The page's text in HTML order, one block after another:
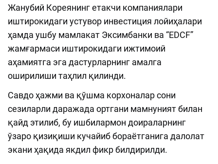
Жанубий Кореянинг етакчи компаниялари
иштирокидаги устувор инвестиция лойиҳалари
ҳамда ушбу мамлакат Эксимбанки ва “EDCF”
жамғармаси иштирокидаги ижтимоий
аҳамиятга эга дастурларнинг амалга
оширилиши таҳлил қилинди.
Савдо ҳажми ва қўшма корхоналар сони
сезиларли даражада ортгани мамнуният билан
қайд этилиб, бу ишбилармон доираларнинг
ўзаро қизиқиши кучайиб бораётганига далолат
экани ҳақида якдил фикр билдирилди.